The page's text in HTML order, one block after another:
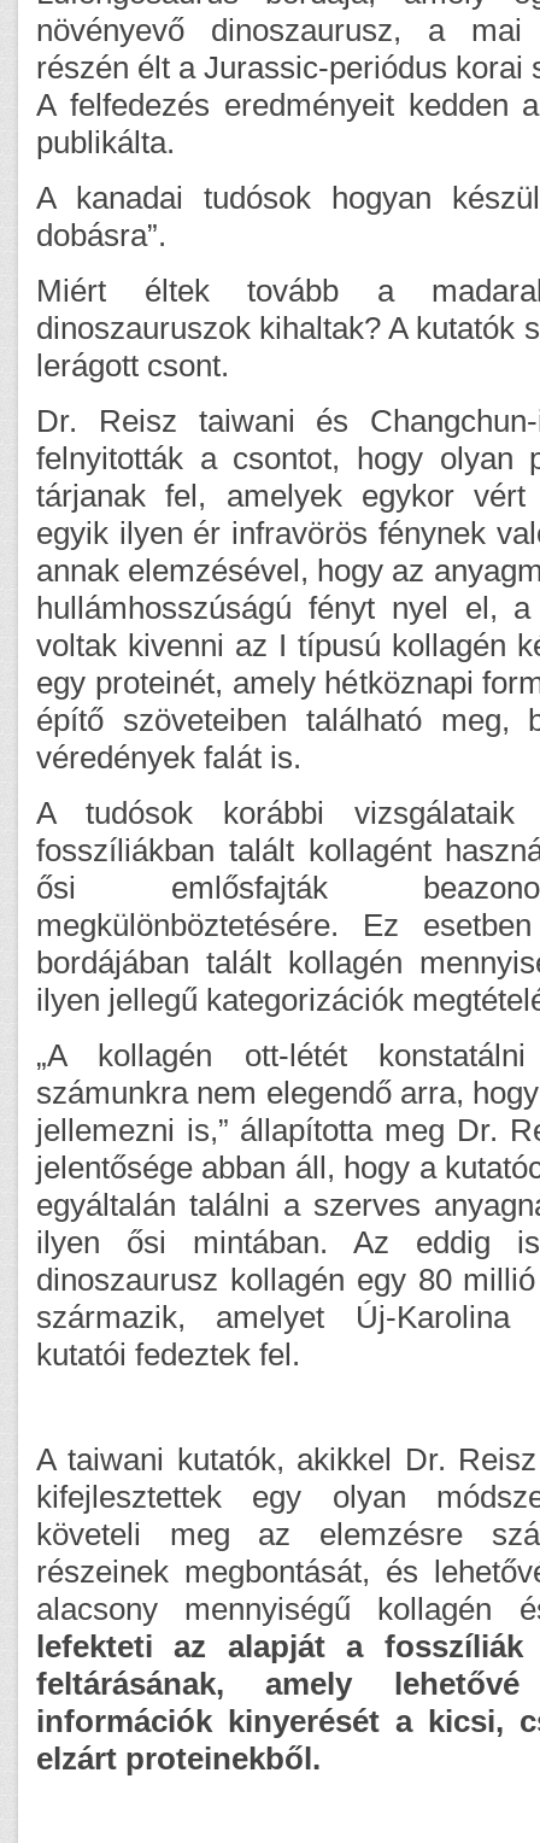
növényevő dinoszaurusz, a
részén élt a Jurassic-periódus korai
A felfedezés eredményeit kedden
publikálta.
A kanadai tudósok hogyan
dobásra”.
Miért éltek tovább a
dinoszauruszok kihaltak? A kutatók
lerágott csont.
Dr. Reisz taiwani és
felnyitották a csontot, hogy olyan
tárjanak fel, amelyek egykor vért
egyik ilyen ér infravörös fénynek
annak elemzésével, hogy az
hullámhosszúságú fényt nyel el,
voltak kivenni az I típusú kollagén
egy proteinét, amely hétköznapi
építő szöveteiben található meg,
véredények falát is.
A tudósok korábbi vizsgálataik
fosszíliákban talált kollagént
ősi emlősfajták
megkülönböztetésére. Ez
bordájában talált kollagén
ilyen jellegű kategorizációk
„A kollagén ott-létét
számunkra nem elegendő arra,
jellemezni is,” állapította meg Dr.
jelentősége abban áll, hogy a
egyáltalán találni a szerves
ilyen ősi mintában. Az eddig
dinoszaurusz kollagén egy 80
származik, amelyet Új-Karolina
kutatói fedeztek fel.
A taiwani kutatók, akikkel Dr.
kifejlesztettek egy olyan
követeli meg az elemzésre
részeinek megbontását, és
alacsony mennyiségű kollagén
lefekteti az alapját a fosszíliák
feltárásának, amely
információk kinyerését a kicsi,
elzárt proteinekből.